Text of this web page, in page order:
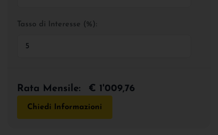
Tasso di Interesse (%):
Rata Mensile: € 1'009,76
Chiedi Informazioni